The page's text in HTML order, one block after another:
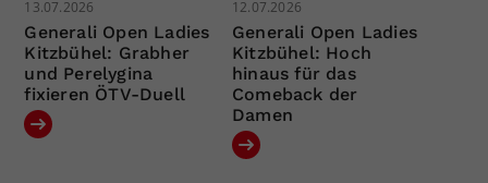
13.07.2026
Generali Open Ladies
Kitzbühel: Grabher
und Perelygina
fixieren ÖTV-Duell
12.07.2026
Generali Open Ladies
Kitzbühel: Hoch
hinaus für das
Comeback der
Damen